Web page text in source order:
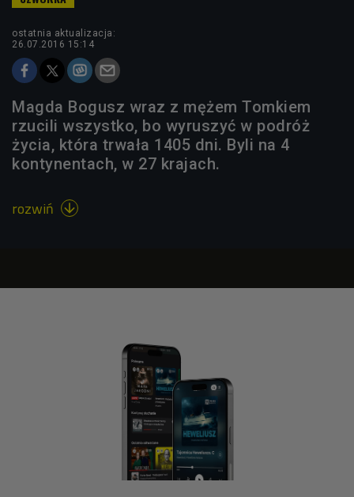
ostatnia aktualizacja:
26.07.2016 15:14
Magda Bogusz wraz z mężem Tomkiem
rzucili wszystko, bo wyruszyć w podróż
życia, która trwała 1405 dni. Byli na 4
kontynentach, w 27 krajach.
rozwiń 